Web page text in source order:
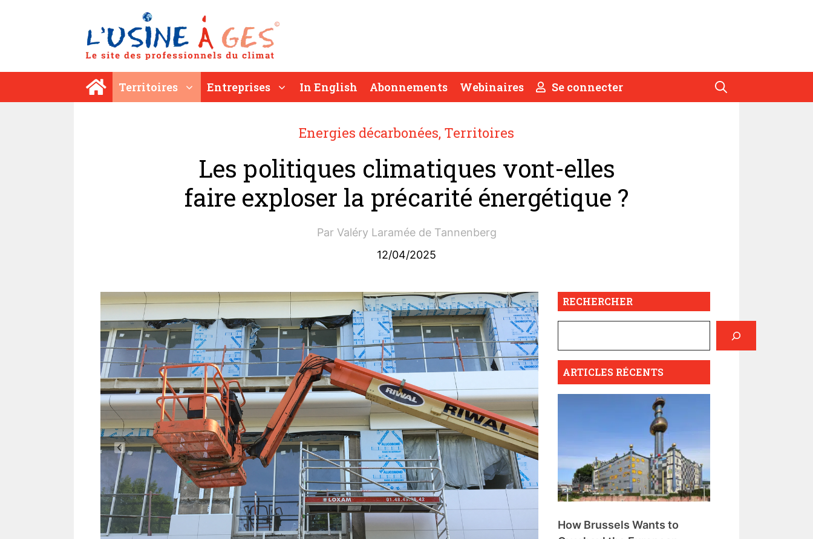
Territoires Entreprises In English Abonnements Webinaires Se connecter
Energies décarbonées, Territoires
Les politiques climatiques vont-elles
faire exploser la précarité énergétique ?
Par Valéry Laramée de Tannenberg
12/04/2025
RECHERCHER
ARTICLES RÉCENTS
How Brussels Wants to